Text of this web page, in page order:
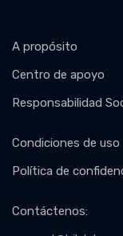
A propósito
Centro de apoyo
Responsabilidad
Condiciones de uso
Política de
Contáctenos: